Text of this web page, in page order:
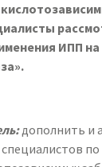
ИПП на
дополнить и